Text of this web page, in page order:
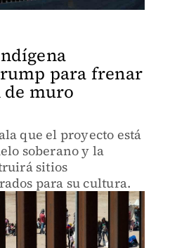
para frenar
muro
que el proyecto está
soberano y la
sitios
para su cultura.